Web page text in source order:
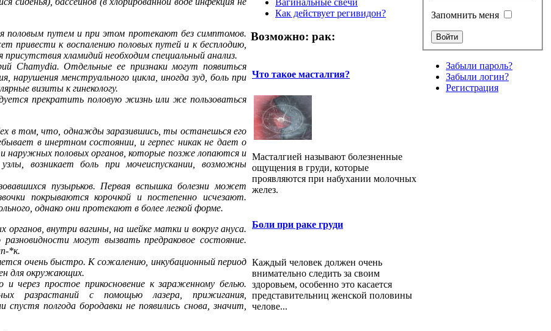
половым путем и при этом протекают без симптомов.
привести к воспалению половых путей и к бесплодию,
хламидий необходим специальный анализ.
Chamydia. Отдельные ее признаки могут появиться
нарушения менструального цикла, иногда зуд, боль при
визиты к гинекологу.
прекратить половую жизнь или же пользоваться
в том, что, однажды заразившись, ты останешься его
в инертном состоянии, и герпес никак не дает о
наружных половых органов, которые позже лопаются и
возникает боль при мочеиспускании, возможны
пузырьков. Первая вспышка болезни может
покрываются корочкой и постепенно исчезают.
однако они протекают в более легкой форме.
внутри вагины, на шейке матки и вокруг ануса.
могут вызвать предраковое состояние.
*к.
очень быстро. К сожалению, инкубационный период
для окружающих.
через простое прикосновение к зараженному белью.
разрастаний с помощью лазера, прижигания,
спустя полгода бородавки не появились снова, значит,
Как действует регивидон?
Возможно: рак:
Что такое масталгия?
Масталгией называют болезненные
ощущения в груди, которые
проявляются при набухании молочных
желез.
Боли при раке груди
Каждый человек должен очень
внимательно следить за своим
здоровьем, особенно это касается
представительниц женской половины
челове...
Запомнить меня
Забыли пароль?
Забыли логин?
Регистрация